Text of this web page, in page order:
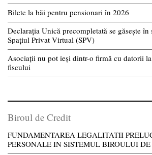
Bilete la băi pentru pensionari în 2026
Declarația Unică precompletată se găsește în
Spațiul Privat Virtual (SPV)
Asociații nu pot ieși dintr-o firmă cu datorii
fiscului
Biroul de Credit
FUNDAMENTAREA LEGALITATII
PERSONALE IN SISTEMUL BIROULUI